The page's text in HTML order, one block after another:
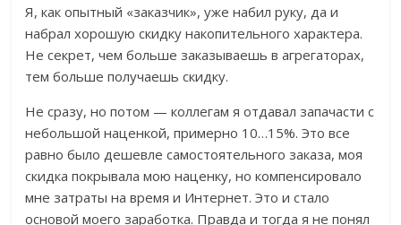
Я, как опытный «заказчик», уже набил руку, да и
набрал хорошую скидку накопительного характера.
Не секрет, чем больше заказываешь в агрегаторах,
тем больше получаешь скидку.
Не сразу, но потом — коллегам я отдавал запачасти с
небольшой наценкой, примерно 10…15%. Это все
равно было дешевле самостоятельного заказа, моя
скидка покрывала мою наценку, но компенсировало
мне затраты на время и Интернет. Это и стало
основой моего заработка. Правда и тогда я не понял